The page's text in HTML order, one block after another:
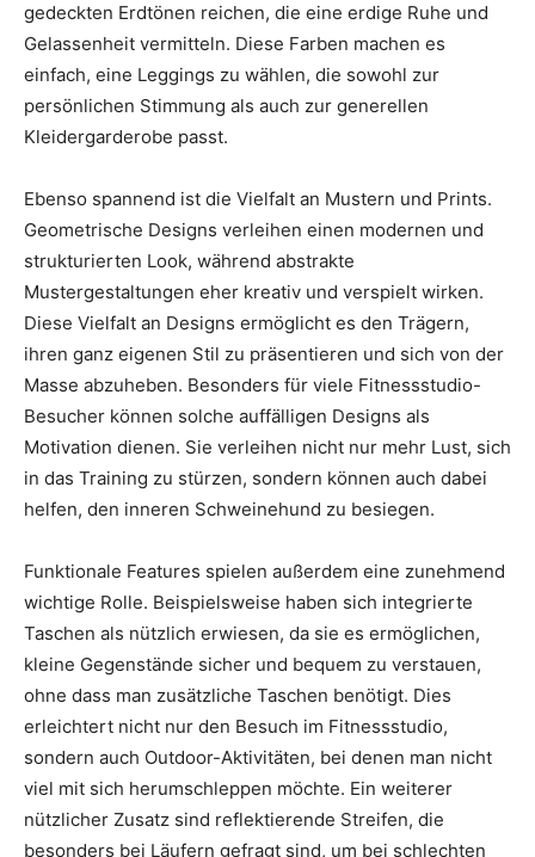
gedeckten Erdtönen reichen, die eine erdige Ruhe und
Gelassenheit vermitteln. Diese Farben machen es
einfach, eine Leggings zu wählen, die sowohl zur
persönlichen Stimmung als auch zur generellen
Kleidergarderobe passt.
Ebenso spannend ist die Vielfalt an Mustern und Prints.
Geometrische Designs verleihen einen modernen und
strukturierten Look, während abstrakte
Mustergestaltungen eher kreativ und verspielt wirken.
Diese Vielfalt an Designs ermöglicht es den Trägern,
ihren ganz eigenen Stil zu präsentieren und sich von der
Masse abzuheben. Besonders für viele Fitnessstudio-
Besucher können solche auffälligen Designs als
Motivation dienen. Sie verleihen nicht nur mehr Lust, sich
in das Training zu stürzen, sondern können auch dabei
helfen, den inneren Schweinehund zu besiegen.
Funktionale Features spielen außerdem eine zunehmend
wichtige Rolle. Beispielsweise haben sich integrierte
Taschen als nützlich erwiesen, da sie es ermöglichen,
kleine Gegenstände sicher und bequem zu verstauen,
ohne dass man zusätzliche Taschen benötigt. Dies
erleichtert nicht nur den Besuch im Fitnessstudio,
sondern auch Outdoor-Aktivitäten, bei denen man nicht
viel mit sich herumschleppen möchte. Ein weiterer
nützlicher Zusatz sind reflektierende Streifen, die
besonders bei Läufern gefragt sind, um bei schlechten